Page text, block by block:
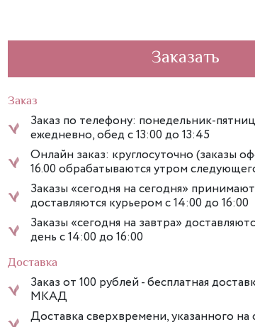
Заказать
Заказ
Заказ по телефону: понедельник-
ежедневно, обед с 13:00 до 13:45
Онлайн заказ: круглосуточно (заказы
16.00 обрабатываются утром
Заказы «сегодня на сегодня»
доставляются курьером с 14:00 до 16:00
Заказы «сегодня на завтра»
день с 14:00 до 16:00
Доставка
Заказ от 100 рублей - бесплатная
МКАД
Доставка сверхвремени, указанного на